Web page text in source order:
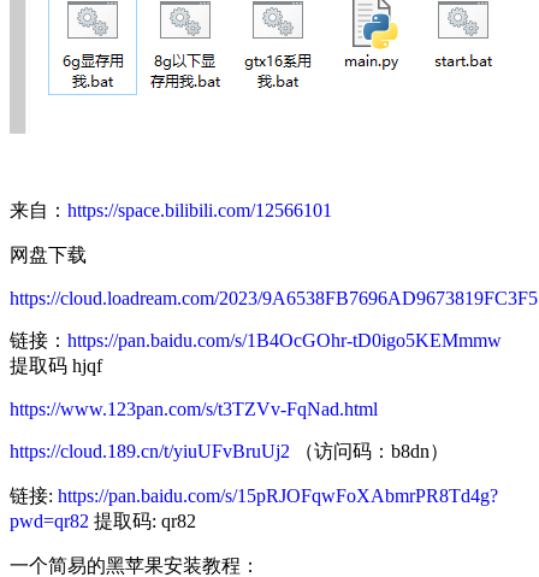
来自： https://space.bilibili.com/12566101
网盘下载
https://cloud.loadream.com/2023/
链接： https://pan.baidu.com/s/1B4OcGOhr-tD0igo5KEMmmw
提取码 hjqf
https://www.123pan.com/s/t3TZVv-FqNad.html
https://cloud.189.cn/t/yiuUFvBruUj2 （访问码：b8dn）
链接: https://pan.baidu.com/s/15pRJOFqwFoXAbmrPR8Td4g?
pwd=qr82 提取码: qr82
一个简易的黑苹果安装教程：